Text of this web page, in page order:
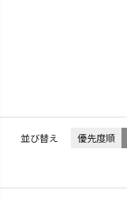
並び替え 優先度順